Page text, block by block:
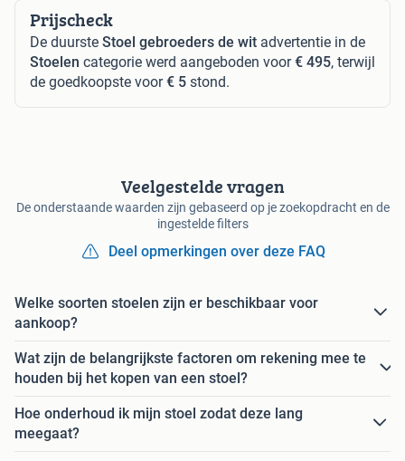
Prijscheck
De duurste Stoel gebroeders de wit advertentie in de
Stoelen categorie werd aangeboden voor€ 495, terwijl
de goedkoopste voor€ 5 stond.
Veelgestelde vragen
De onderstaande waarden zijn gebaseerd op je zoekopdracht en de
ingestelde filters
Deel opmerkingen over deze FAQ
Welke soorten stoelen zijn er beschikbaar voor
aankoop?
Wat zijn de belangrijkste factoren om rekening mee te
houden bij het kopen van een stoel?
Hoe onderhoud ik mijn stoel zodat deze lang
meegaat?